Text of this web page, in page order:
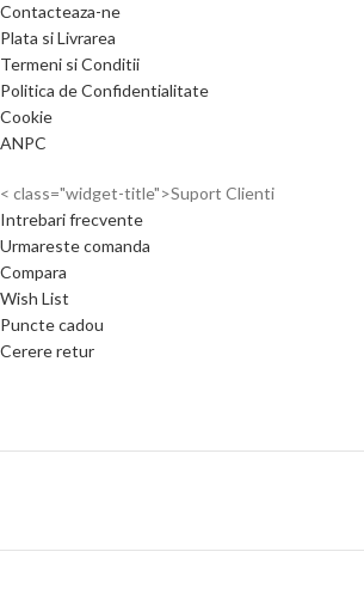
Contacteaza-ne
Plata si Livrarea
Termeni si Conditii
Politica de Confidentialitate
Cookie
ANPC
< class="widget-title">Suport Clienti
Intrebari frecvente
Urmareste comanda
Compara
Wish List
Puncte cadou
Cerere retur